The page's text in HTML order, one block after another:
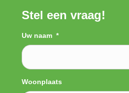
Stel een vraag!
Uw naam *
Woonplaats